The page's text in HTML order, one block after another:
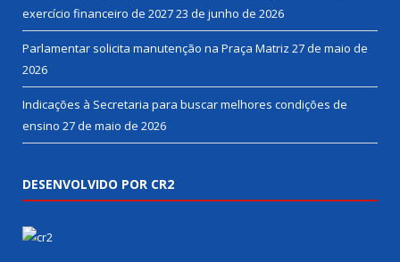
exercício financeiro de 202723 de junho de 2026
Parlamentar solicita manutenção na Praça Matriz 27 de maio de
2026
Indicações à Secretaria para buscar melhores condições de
ensino 27 de maio de 2026
DESENVOLVIDO POR CR2